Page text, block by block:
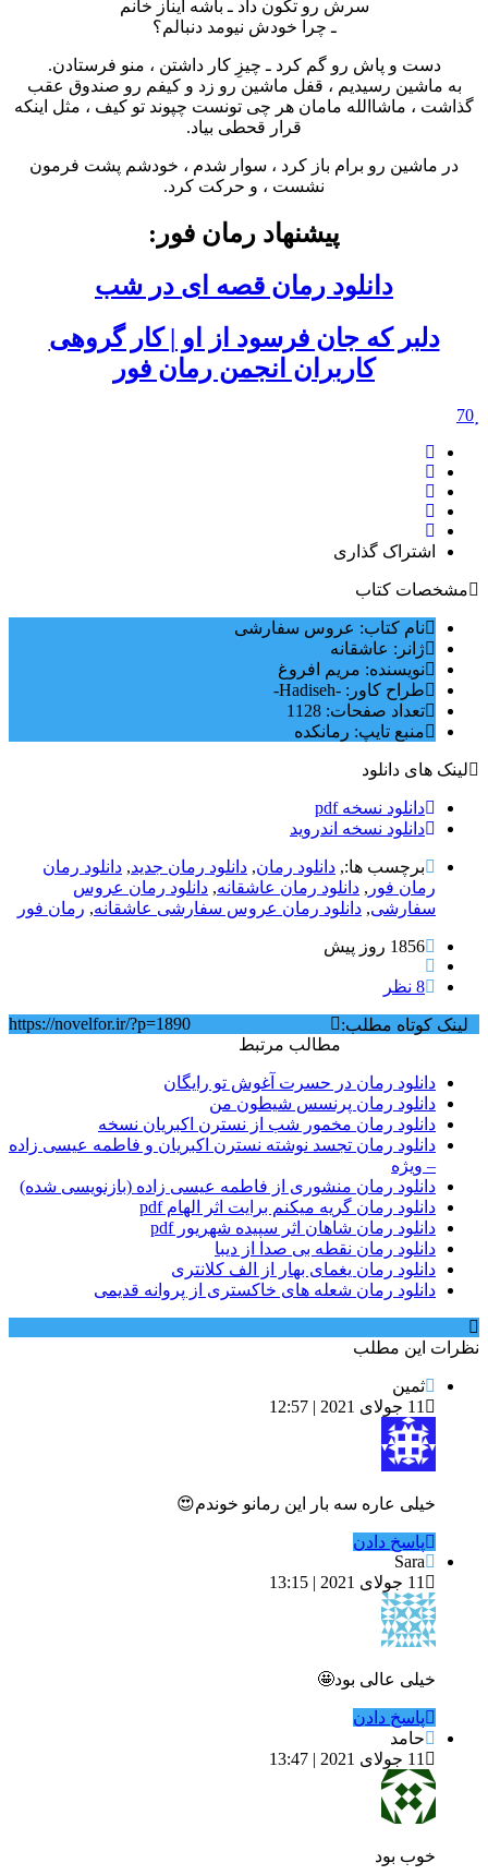
سرش رو تکون داد ـ باشه آیناز خانم
ـ چرا خودش نیومد دنبالم؟
دست و پاش رو گم کرد ـ چیزِ کار داشتن ، منو فرستادن.
به ماشین رسیدیم ، قفل ماشین رو زد و کیفم رو صندوق عقب
گذاشت ، ماشاالله مامان هر چی تونست چپوند تو کیف ، مثل اینکه
قرار قحطی بیاد.
در ماشین رو برام باز کرد ، سوار شدم ، خودشم پشت فرمون
نشست ، و حرکت کرد.
پیشنهاد رمان فور:
دانلود رمان قصه‌ ای‌ در شب
دلبر که جان فرسود از او | کار گروهی
کاربران انجمن رمان فور
70
اشتراک گذاری
مشخصات کتاب
نام کتاب: عروس سفارشی
ژانر: عاشقانه
نویسنده: مریم افروغ
طراح کاور: -Hadiseh-
تعداد صفحات: 1128
منبع تایپ: رمانکده
لینک های دانلود
دانلود نسخه pdf
دانلود نسخه اندروید
برچسب ها:, دانلود رمان, دانلود رمان جدید, دانلود رمان
رمان فور , دانلود رمان عاشقانه, دانلود رمان عروس
سفارشی, دانلود رمان عروس سفارشی عاشقانه, رمان فور
1856 روز پيش
8 نظر
https://novelfor.ir/?p=1890
لینک کوتاه مطلب:
مطالب مرتبط
دانلود رمان در حسرت آغوش تو رایگان
دانلود رمان پرنسس شیطون من
دانلود رمان مخمور شب از نسترن اکبریان نسخه
دانلود رمان تجسد نوشته نسترن اکبریان و فاطمه عیسی زاده
– ویژه
دانلود رمان منشوری از فاطمه عیسی زاده (بازنویسی شده)
دانلود رمان گریه میکنم برایت اثر الهام pdf
دانلود رمان شاهان اثر سپیده شهریور pdf
دانلود رمان نقطه بی صدا از دیبا
دانلود رمان یغمای بهار از الف کلانتری
دانلود رمان شعله های خاکستری از پروانه قدیمی
نظرات این مطلب
ثمین
11 جولای 2021 | 12:57
خیلی عاره سه بار این رمانو خوندم😍
پاسخ دادن
Sara
11 جولای 2021 | 13:15
خیلی عالی بود🤩
پاسخ دادن
حامد
11 جولای 2021 | 13:47
خوب بود